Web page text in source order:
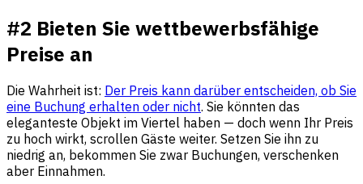
#2 Bieten Sie wettbewerbsfähige
Preise an
Die Wahrheit ist: Der Preis kann darüber entscheiden, ob Sie
eine Buchung erhalten oder nicht. Sie könnten das
eleganteste Objekt im Viertel haben — doch wenn Ihr Preis
zu hoch wirkt, scrollen Gäste weiter. Setzen Sie ihn zu
niedrig an, bekommen Sie zwar Buchungen, verschenken
aber Einnahmen.